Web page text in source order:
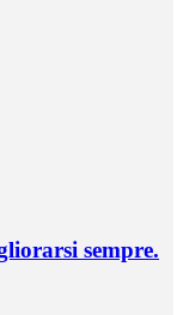
sempre.